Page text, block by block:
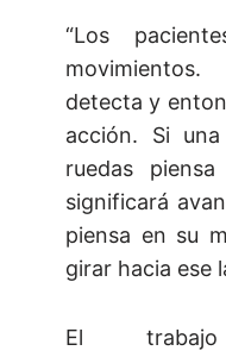
“Los
detecta y
acción. Si
ruedas
significará
piensa en su
girar hacia ese
El trabajo